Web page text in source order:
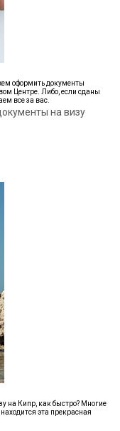
оформить документы
Центре. Либо, если сданы
все за вас.
на визу
на Кипр, как быстро? Многие
эта прекрасная